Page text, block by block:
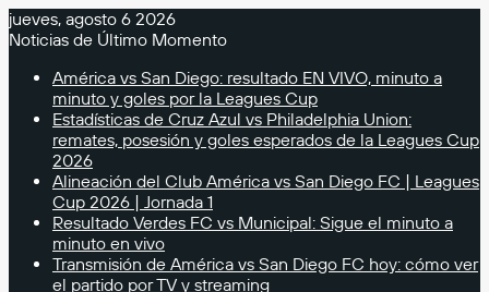
jueves, agosto 6 2026
Noticias de Último Momento
América vs San Diego: resultado EN VIVO, minuto a
minuto y goles por la Leagues Cup
Estadísticas de Cruz Azul vs Philadelphia Union:
remates, posesión y goles esperados de la Leagues Cup
2026
Alineación del Club América vs San Diego FC | Leagues
Cup 2026 | Jornada 1
Resultado Verdes FC vs Municipal: Sigue el minuto a
minuto en vivo
Transmisión de América vs San Diego FC hoy: cómo ver
el partido por TV y streaming